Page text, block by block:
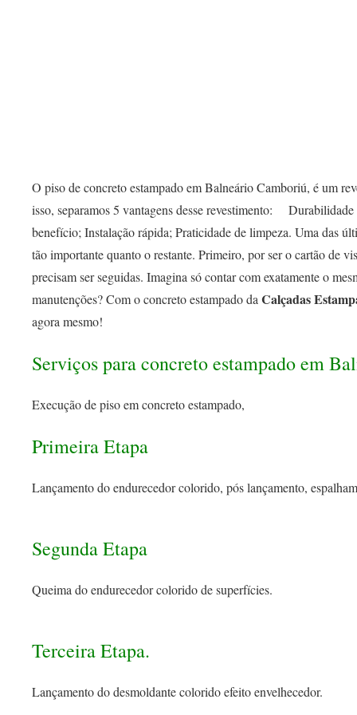
O piso de concreto estampado em Balneário Camboriú, é um
isso, separamos 5 vantagens desse revestimento: ⠀
benefício; Instalação rápida; Praticidade de limpeza. Uma das
tão importante quanto o restante. Primeiro, por ser o cartão de
precisam ser seguidas. Imagina só contar com exatamente o
manutenções? Com o concreto estampado da Calçadas
agora mesmo!
Serviços para concreto estampado em
Execução de piso em concreto estampado,
Primeira Etapa
Lançamento do endurecedor colorido, pós lançamento,
Segunda Etapa
Queima do endurecedor colorido de superfícies.
Terceira Etapa.
Lançamento do desmoldante colorido efeito envelhecedor.